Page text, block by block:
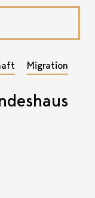
Migration